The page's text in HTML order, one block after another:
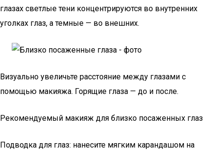
глазах светлые тени концентрируются во внутренних
уголках глаз, а темные — во внешних.
Визуально увеличьте расстояние между глазами с
помощью макияжа. Горящие глаза — до и после.
Рекомендуемый макияж для близко посаженных глаз
Подводка для глаз: нанесите мягким карандашом на